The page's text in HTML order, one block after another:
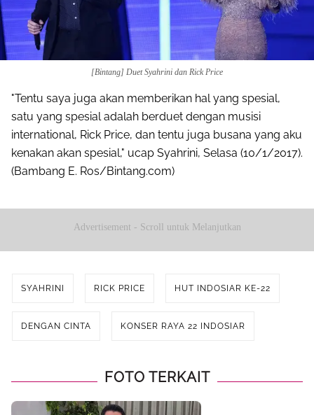
[Bintang] Duet Syahrini dan Rick Price
"Tentu saya juga akan memberikan hal yang spesial,
satu yang spesial adalah berduet dengan musisi
international, Rick Price, dan tentu juga busana yang aku
kenakan akan spesial," ucap Syahrini, Selasa (10/1/2017).
(Bambang E. Ros/Bintang.com)
Advertisement - Scroll untuk Melanjutkan
SYAHRINI RICK PRICE HUT INDOSIAR KE-22
DENGAN CINTA KONSER RAYA 22 INDOSIAR
FOTO TERKAIT